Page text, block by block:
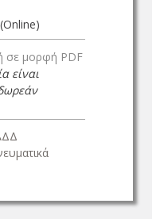
σε μορφή PDF
είναι